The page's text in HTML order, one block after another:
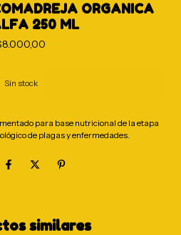
ORGANICA
250 ML
para base nutricional de la etapa
de plagas y enfermedades.
similares